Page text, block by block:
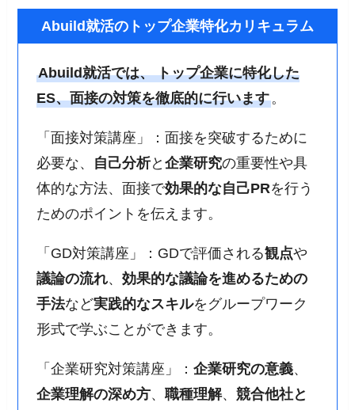
Abuild就活のトップ企業特化カリキュラム
Abuild就活では、 トップ企業に特化した
ES、面接の対策を徹底的に行います。
「面接対策講座」：面接を突破するために
必要な、
自己分析と 企業研究の重要性や具
体的な方法、面接で効果的な自己PRを行う
ためのポイントを伝えます。
「GD対策講座」：GDで評価される観点や
議論の流れ、 効果的な議論を進めるための
手法など実践的なスキルをグループワーク
形式で学ぶことができます。
「企業研究対策講座」： 企業研究の意義、
企業理解の深め方、 職種理解、 競合他社と